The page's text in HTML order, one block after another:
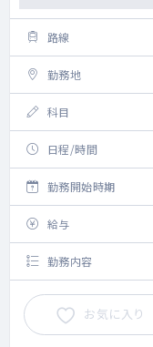
路線
勤務地
科目
日程/時間
勤務開始時期
給与
勤務内容
お気に入り